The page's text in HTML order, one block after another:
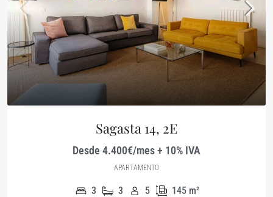
Sagasta 14, 2E
Desde 4.400€/mes + 10% IVA
APARTAMENTO
3 3 5 145 m²